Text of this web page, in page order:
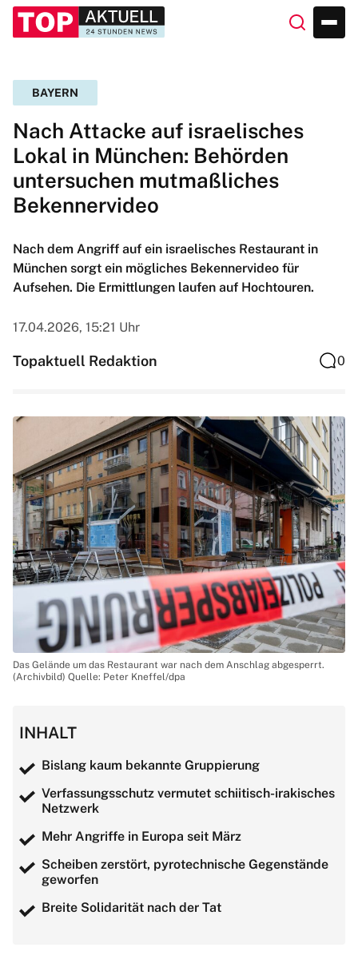
BAYERN
Nach Attacke auf israelisches
Lokal in München: Behörden
untersuchen mutmaßliches
Bekennervideo
Nach dem Angriff auf ein israelisches Restaurant in
München sorgt ein mögliches Bekennervideo für
Aufsehen. Die Ermittlungen laufen auf Hochtouren.
17.04.2026, 15:21 Uhr
Topaktuell Redaktion 0
Das Gelände um das Restaurant war nach dem Anschlag abgesperrt.
(Archivbild) Quelle: Peter Kneffel/dpa
INHALT
Bislang kaum bekannte Gruppierung
Verfassungsschutz vermutet schiitisch-irakisches
Netzwerk
Mehr Angriffe in Europa seit März
Scheiben zerstört, pyrotechnische Gegenstände
geworfen
Breite Solidarität nach der Tat